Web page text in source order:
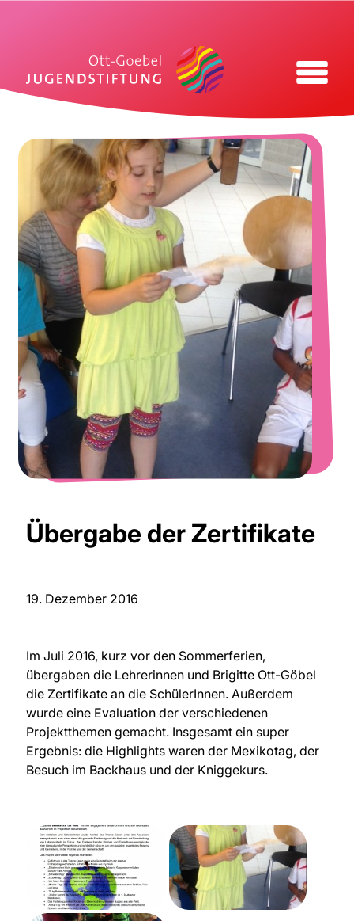
Übergabe der Zertifikate
19. Dezember 2016
Im Juli 2016, kurz vor den Sommerferien,
übergaben die Lehrerinnen und Brigitte Ott-Göbel
die Zertifikate an die SchülerInnen. Außerdem
wurde eine Evaluation der verschiedenen
Projektthemen gemacht. Insgesamt ein super
Ergebnis: die Highlights waren der Mexikotag, der
Besuch im Backhaus und der Kniggekurs.